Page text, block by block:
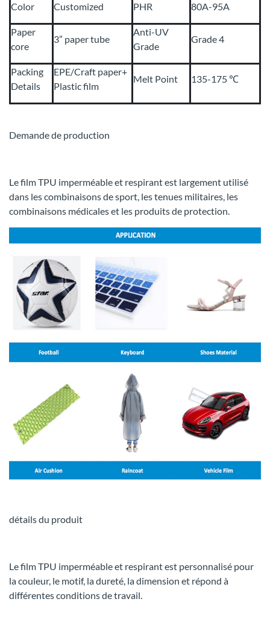
Color Customized PHR 80A-95A
Paper
core
3” paper tube
Anti-UV
Grade
Grade 4
Packing
Details
EPE/Craft paper+
Plastic film
Melt Point 135-175 ℃
Demande de production
Le film TPU imperméable et respirant est largement utilisé
dans les combinaisons de sport, les tenues militaires, les
combinaisons médicales et les produits de protection.
détails du produit
Le film TPU imperméable et respirant est personnalisé pour
la couleur, le motif, la dureté, la dimension et répond à
différentes conditions de travail.